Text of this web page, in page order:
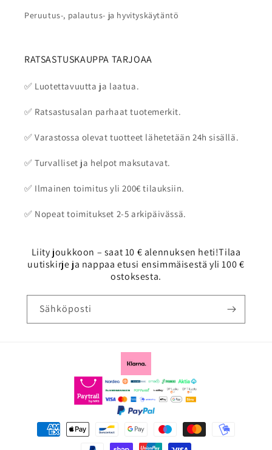
Peruutus-, palautus- ja hyvityskäytäntö
RATSASTUSKAUPPA TARJOAA
✅ Luotettavuutta ja laatua.
✅ Ratsastusalan parhaat tuotemerkit.
✅ Varastossa olevat tuotteet lähetetään 24h sisällä.
✅ Turvalliset ja helpot maksutavat.
✅ Ilmainen toimitus yli 200€ tilauksiin.
✅ Nopeat toimitukset 2-5 arkipäivässä.
Liity joukkoon – saat 10 € alennuksen heti!Tilaa
uutiskirje ja nappaa etusi ensimmäisestä yli 100 €
ostoksesta.
Sähköposti
Maksutavat